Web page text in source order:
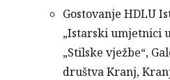
Gostovanje HDLU
„Istarski umjetnici
„Stilske vježbe“,
društva Kranj,